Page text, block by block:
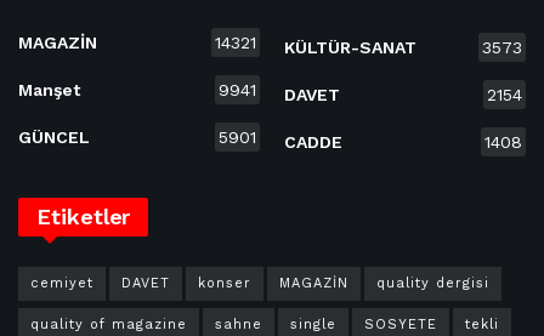
MAGAZİN 14321
Manşet 9941
GÜNCEL 5901
KÜLTÜR-SANAT 3573
DAVET 2154
CADDE 1408
Etiketler
cemiyet DAVET konser MAGAZİN quality dergisi
quality of magazine sahne single SOSYETE tekli